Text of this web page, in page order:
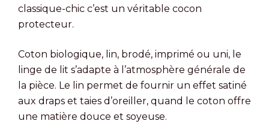
classique-chic c’est un véritable cocon
protecteur.
Coton biologique, lin, brodé, imprimé ou uni, le
linge de lit s’adapte à l’atmosphère générale de
la pièce. Le lin permet de fournir un effet satiné
aux draps et taies d’oreiller, quand le coton offre
une matière douce et soyeuse.